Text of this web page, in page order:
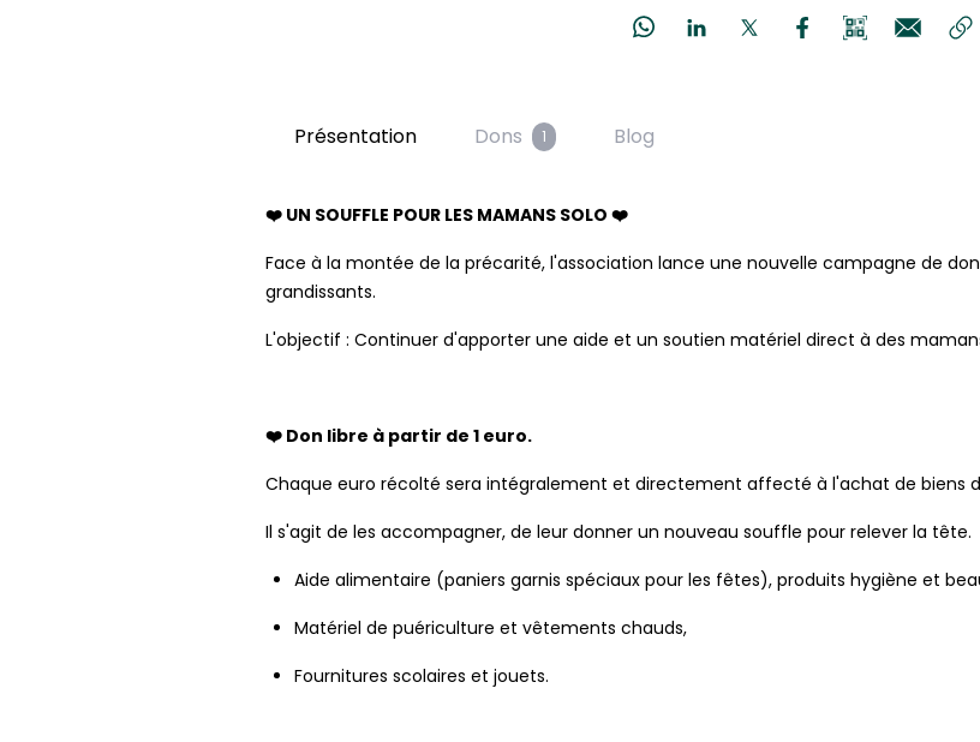
Présentation Dons 1 Blog
❤️ UN SOUFFLE POUR LES MAMANS SOLO ❤️
Face à la montée de la précarité, l'association lance une nouvelle campagne de
grandissants.
L'objectif : Continuer d'apporter une aide et un soutien matériel direct à des
❤️ Don libre à partir de 1 euro.
Chaque euro récolté sera intégralement et directement affecté à l'achat de biens
Il s'agit de les accompagner, de leur donner un nouveau souffle pour relever la tête.
Aide alimentaire (paniers garnis spéciaux pour les fêtes), produits hygiène et
Matériel de puériculture et vêtements chauds,
Fournitures scolaires et jouets.